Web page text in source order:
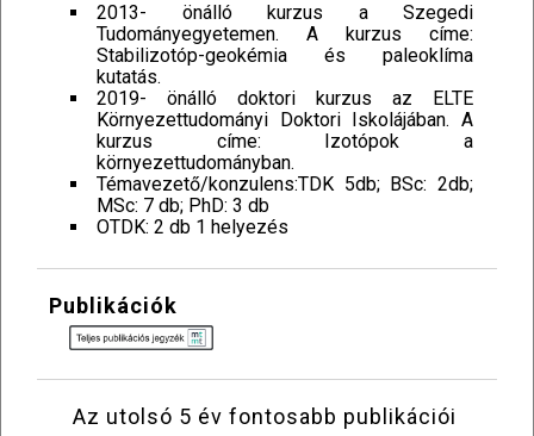
2013- önálló kurzus a Szegedi
Tudományegyetemen. A kurzus címe:
Stabilizotóp-geokémia és paleoklíma
kutatás.
2019- önálló doktori kurzus az ELTE
Környezettudományi Doktori Iskolájában. A
kurzus címe: Izotópok a
környezettudományban.
Témavezető/konzulens:TDK 5db; BSc: 2db;
MSc: 7 db; PhD: 3 db
OTDK: 2 db 1 helyezés
Publikációk
Az utolsó 5 év fontosabb publikációi